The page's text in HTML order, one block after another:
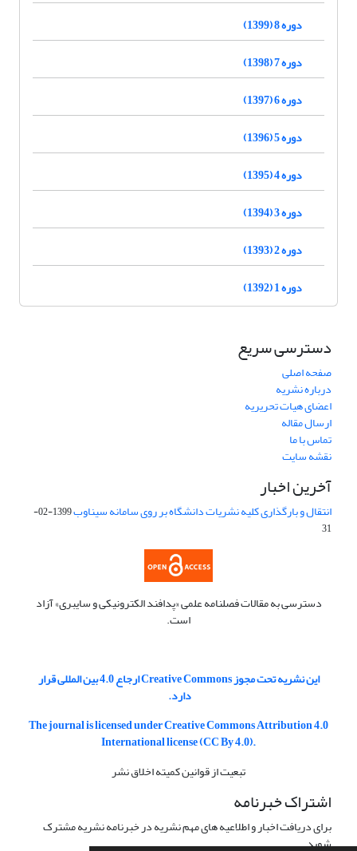
دوره 8 (1399)
دوره 7 (1398)
دوره 6 (1397)
دوره 5 (1396)
دوره 4 (1395)
دوره 3 (1394)
دوره 2 (1393)
دوره 1 (1392)
دسترسی سریع
صفحه اصلی
درباره نشریه
اعضای هیات تحریریه
ارسال مقاله
تماس با ما
نقشه سایت
آخرین اخبار
انتقال و بارگذاری کلیه نشریات دانشگاه بر روی سامانه سیناوب
1399-02-
31
دسترسی به مقالات فصلنامه علمی «پدافند الکترونیکی و سایبری» آزاد
است.
این نشریه تحت مجوز Creative Commons ارجاع 4.0 بین المللی قرار
دارد.
The journal is licensed under Creative Commons Attribution 4.0
International license (CC By 4.0).
تبعیت از قوانین کمیته اخلاق نشر
اشتراک خبرنامه
برای دریافت اخبار و اطلاعیه های مهم نشریه در خبرنامه نشریه مشترک
شوید.